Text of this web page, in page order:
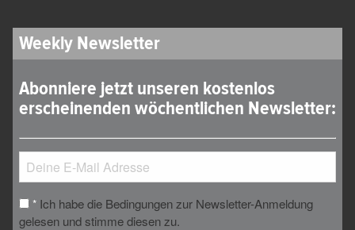
Weekly Newsletter
Abonniere jetzt unseren kostenlos
erscheinenden wöchentlichen Newsletter:
* Ich habe die Bedingungen zur Newsletter-Anmeldung
gelesen und stimme diesen zu.